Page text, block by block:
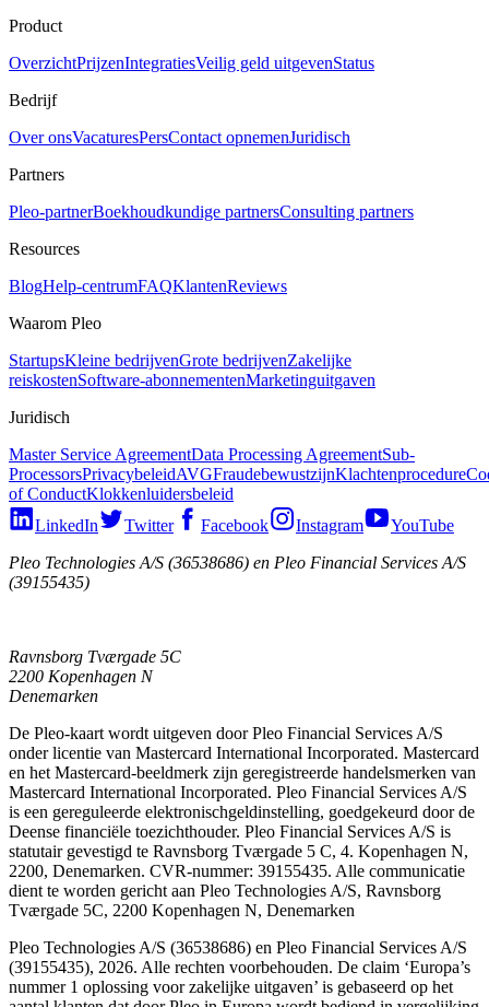
Product
OverzichtPrijzenIntegratiesVeilig geld uitgevenStatus
Bedrijf
Over onsVacaturesPersContact opnemenJuridisch
Partners
Pleo-partnerBoekhoudkundige partnersConsulting partners
Resources
BlogHelp-centrumFAQKlantenReviews
Waarom Pleo
StartupsKleine bedrijvenGrote bedrijvenZakelijke
reiskostenSoftware-abonnementenMarketinguitgaven
Juridisch
Master Service AgreementData Processing AgreementSub-
ProcessorsPrivacybeleidAVGFraudebewustzijnKlachtenprocedure
of ConductKlokkenluidersbeleid
LinkedIn
Twitter Facebook Instagram
YouTube
Pleo Technologies A/S (36538686) en Pleo Financial Services A/S
(39155435)
Ravnsborg Tværgade 5C
2200 Kopenhagen N
Denemarken
De Pleo-kaart wordt uitgeven door Pleo Financial Services A/S
onder licentie van Mastercard International Incorporated. Mastercard
en het Mastercard-beeldmerk zijn geregistreerde handelsmerken van
Mastercard International Incorporated. Pleo Financial Services A/S
is een gereguleerde elektronischgeldinstelling, goedgekeurd door de
Deense financiële toezichthouder. Pleo Financial Services A/S is
statutair gevestigd te Ravnsborg Tværgade 5 C, 4. Kopenhagen N,
2200, Denemarken. CVR-nummer: 39155435. Alle communicatie
dient te worden gericht aan Pleo Technologies A/S, Ravnsborg
Tværgade 5C, 2200 Kopenhagen N, Denemarken
Pleo Technologies A/S (36538686) en Pleo Financial Services A/S
(39155435), 2026. Alle rechten voorbehouden. De claim ‘Europa’s
nummer 1 oplossing voor zakelijke uitgaven’ is gebaseerd op het